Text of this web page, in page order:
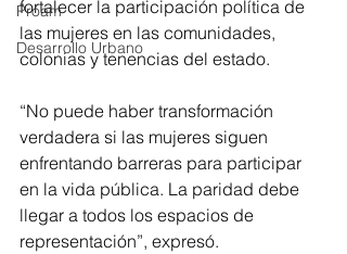
Proam
Desarrollo Urbano
fortalecer la participación política de
las mujeres en las comunidades,
colonias y tenencias del estado.
“No puede haber transformación
verdadera si las mujeres siguen
enfrentando barreras para participar
en la vida pública. La paridad debe
llegar a todos los espacios de
representación”, expresó.